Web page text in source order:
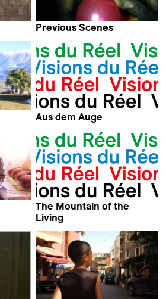
Previous Scenes
Aus dem Auge
The Mountain of the
Living